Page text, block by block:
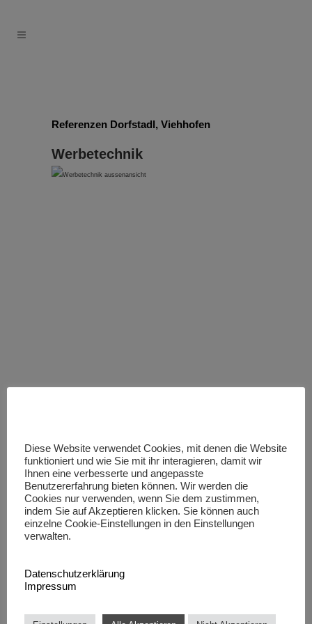
Referenzen Dorfstadl, Viehhofen
Werbetechnik
Onlinemarketing
Werbetechnik
Interior Design
Projektentwicklung
Event-Organisation
Kreativworkshop
Diese Website verwendet Cookies, mit denen die Website
funktioniert und wie Sie mit ihr interagieren, damit wir
Ihnen eine verbesserte und angepasste
Benutzererfahrung bieten können. Wir werden die
Cookies nur verwenden, wenn Sie dem zustimmen,
indem Sie auf Akzeptieren klicken. Sie können auch
einzelne Cookie-Einstellungen in den Einstellungen
verwalten.
Datenschutzerklärung
Impressum